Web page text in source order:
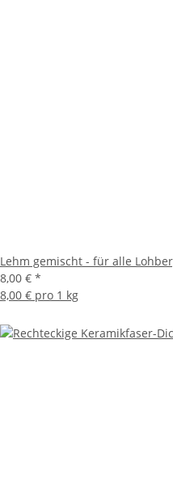
Lehm gemischt - für alle
8,00 € *
8,00 € pro 1 kg